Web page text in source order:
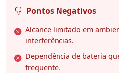
Pontos Negativos
Alcance limitado em
interferências.
Dependência de bateria
frequente.